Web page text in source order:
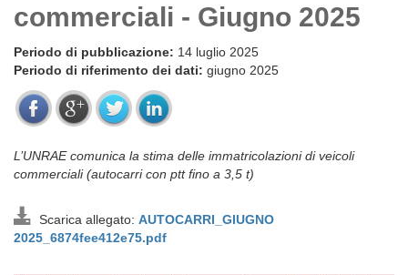
commerciali - Giugno 2025
Periodo di pubblicazione: 14 luglio 2025
Periodo di riferimento dei dati: giugno 2025
L’UNRAE comunica la stima delle immatricolazioni di veicoli
commerciali (autocarri con ptt fino a 3,5 t)
Scarica allegato: AUTOCARRI_GIUGNO
2025_6874fee412e75.pdf